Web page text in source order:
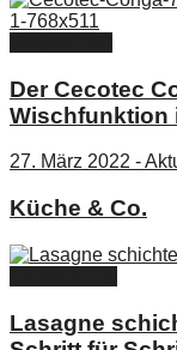
Der Cecotec
Wischfunktion
27. März 2022 -
Küche & Co.
Lasagne